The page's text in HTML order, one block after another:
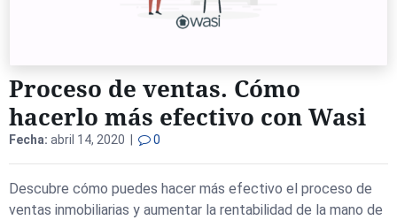
Proceso de ventas. Cómo
hacerlo más efectivo con Wasi
Fecha: abril 14, 2020 | 0
Descubre cómo puedes hacer más efectivo el proceso de
ventas inmobiliarias y aumentar la rentabilidad de la mano de